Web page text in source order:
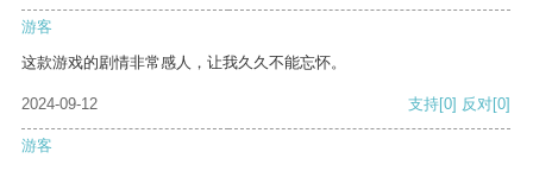
游客
这款游戏的剧情非常感人，让我久久不能忘怀。
2024-09-12 支持[0] 反对[0]
游客